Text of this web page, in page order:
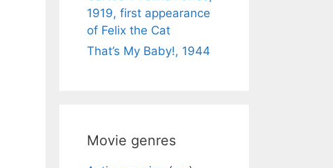
1919, first appearance
of Felix the Cat
That’s My Baby!, 1944
Movie genres